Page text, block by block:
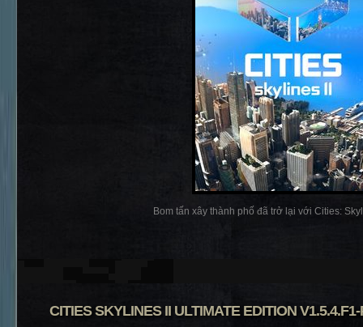
Bom tấn xây thành phố đã trở lại với Cities:
CITIES SKYLINES II ULTIMATE EDITION